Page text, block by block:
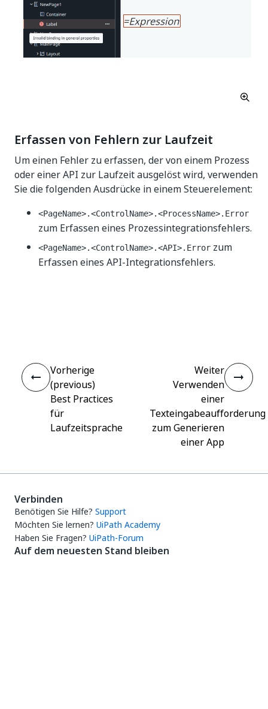
Erfassen von Fehlern zur Laufzeit
Um einen Fehler zu erfassen, der von einem Prozess
oder einer API zur Laufzeit ausgelöst wird, verwenden
Sie die folgenden Ausdrücke in einem Steuerelement:
<PageName>.<ControlName>.<ProcessName>.Error
zum Erfassen eines Prozessintegrationsfehlers.
<PageName>.<ControlName>.<API>.Error zum
Erfassen eines API-Integrationsfehlers.
Vorherige
(previous)
Best Practices
für
Laufzeitsprache
Weiter
Verwenden
einer
Texteingabeaufforderung
zum Generieren
einer App
Verbinden
Benötigen Sie Hilfe? Support
Möchten Sie lernen? UiPath Academy
Haben Sie Fragen? UiPath-Forum
Auf dem neuesten Stand bleiben